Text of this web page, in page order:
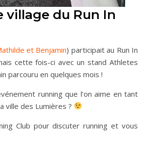
village du Run In
et Benjamin) participait au Run In
cette fois-ci avec un stand Athletes
parcouru en quelques mois !
running que l’on aime en tant
ville des Lumières ?
Club pour discuter running et vous